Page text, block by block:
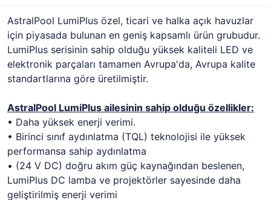
AstralPool LumiPlus özel, ticari ve halka açık havuzlar
için piyasada bulunan en geniş kapsamlı ürün grubudur.
LumiPlus serisinin sahip olduğu yüksek kaliteli LED ve
elektronik parçaları tamamen Avrupa'da, Avrupa kalite
standartlarına göre üretilmiştir.
AstralPool LumiPlus ailesinin sahip olduğu özellikler:
• Daha yüksek enerji verimi.
• Birinci sınıf aydınlatma (TQL) teknolojisi ile yüksek
performansa sahip aydınlatma
• (24 V DC) doğru akım güç kaynağından beslenen,
LumiPlus DC lamba ve projektörler sayesinde daha
geliştirilmiş enerji verimi